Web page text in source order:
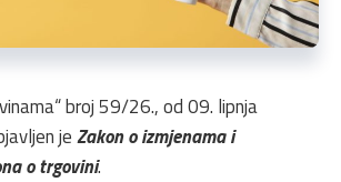
broj 59/26., od 09. lipnja
jeZakon o izmjenama i
o trgovini.